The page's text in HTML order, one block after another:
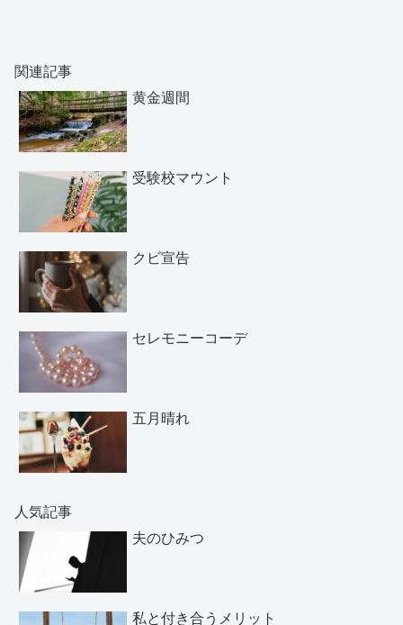
関連記事
黄金週間
受験校マウント
クビ宣告
セレモニーコーデ
五月晴れ
人気記事
夫のひみつ
私と付き合うメリット